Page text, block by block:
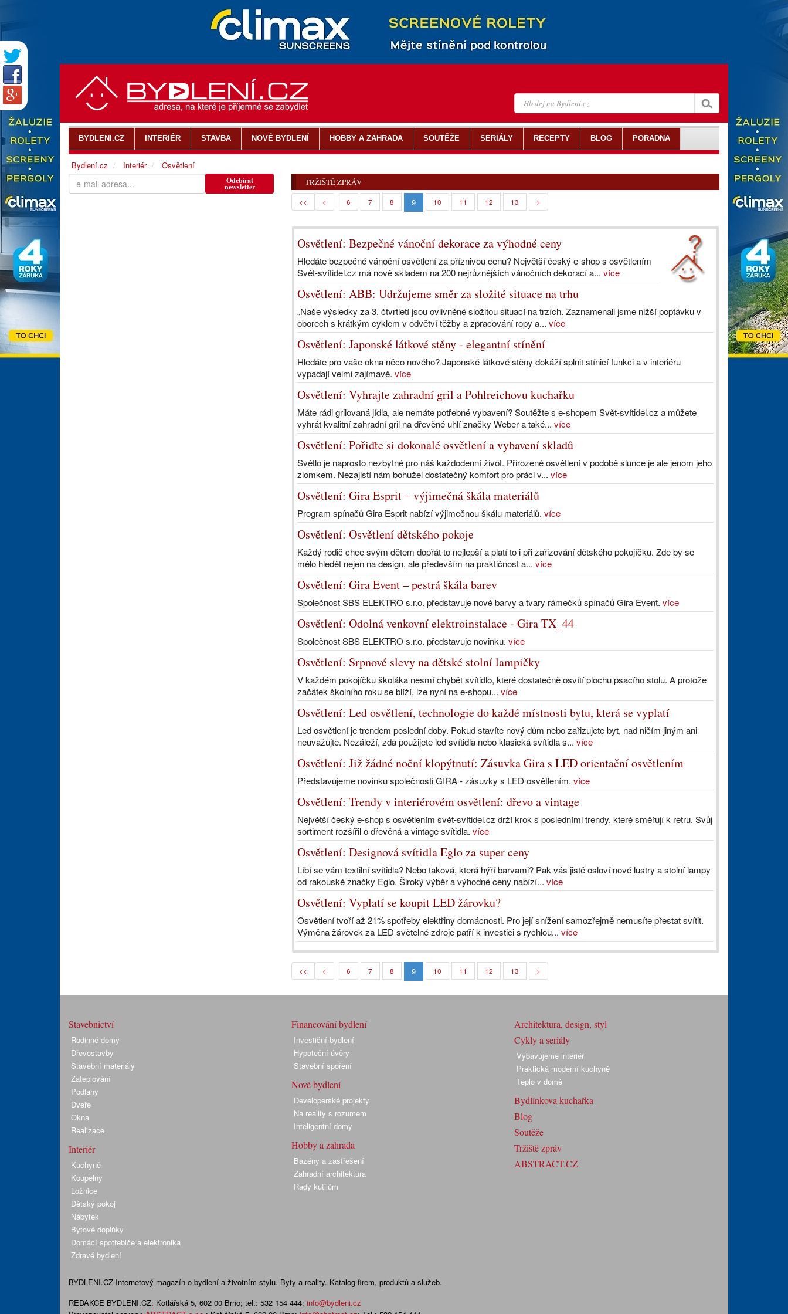
TRŽIŠTĚ ZPRÁV
<< < 6 7 8 9 10 11 12 13 >
Osvětlení: Bezpečné vánoční dekorace za výhodné ceny
Hledáte bezpečné vánoční osvětlení za příznivou cenu? Největší český e-shop s osvětlením
Svět-svítidel.cz má nově skladem na 200 nejrůznějších vánočních dekorací a... více
Osvětlení: ABB: Udržujeme směr za složité situace na trhu
„Naše výsledky za 3. čtvrtletí jsou ovlivněné složitou situací na trzích. Zaznamenali jsme nižší poptávku v
oborech s krátkým cyklem v odvětví těžby a zpracování ropy a... více
Osvětlení: Japonské látkové stěny - elegantní stínění
Hledáte pro vaše okna něco nového? Japonské látkové stěny dokáží splnit stínicí funkci a v interiéru
vypadají velmi zajímavě. více
Osvětlení: Vyhrajte zahradní gril a Pohlreichovu kuchařku
Máte rádi grilovaná jídla, ale nemáte potřebné vybavení? Soutěžte s e-shopem Svět-svítidel.cz a můžete
vyhrát kvalitní zahradní gril na dřevěné uhlí značky Weber a také... více
Osvětlení: Pořiďte si dokonalé osvětlení a vybavení skladů
Světlo je naprosto nezbytné pro náš každodenní život. Přirozené osvětlení v podobě slunce je ale jenom jeho
zlomkem. Nezajistí nám bohužel dostatečný komfort pro práci v... více
Osvětlení: Gira Esprit – výjimečná škála materiálů
Program spínačů Gira Esprit nabízí výjimečnou škálu materiálů. více
Osvětlení: Osvětlení dětského pokoje
Každý rodič chce svým dětem dopřát to nejlepší a platí to i při zařizování dětského pokojíčku. Zde by se
mělo hledět nejen na design, ale především na praktičnost a... více
Osvětlení: Gira Event – pestrá škála barev
Společnost SBS ELEKTRO s.r.o. představuje nové barvy a tvary rámečků spínačů Gira Event. více
Osvětlení: Odolná venkovní elektroinstalace - Gira TX_44
Společnost SBS ELEKTRO s.r.o. představuje novinku. více
Osvětlení: Srpnové slevy na dětské stolní lampičky
V každém pokojíčku školáka nesmí chybět svítidlo, které dostatečně osvítí plochu psacího stolu. A protože
začátek školního roku se blíží, lze nyní na e-shopu... více
Osvětlení: Led osvětlení, technologie do každé místnosti bytu, která se vyplatí
Led osvětlení je trendem poslední doby. Pokud stavíte nový dům nebo zařizujete byt, nad ničím jiným ani
neuvažujte. Nezáleží, zda použijete led svítidla nebo klasická svítidla s... více
Osvětlení: Již žádné noční klopýtnutí: Zásuvka Gira s LED orientační osvětlením
Představujeme novinku společnosti GIRA - zásuvky s LED osvětlením. více
Osvětlení: Trendy v interiérovém osvětlení: dřevo a vintage
Největší český e-shop s osvětlením svět-svítidel.cz drží krok s posledními trendy, které směřují k retru. Svůj
sortiment rozšířil o dřevěná a vintage svítidla. více
Osvětlení: Designová svítidla Eglo za super ceny
Líbí se vám textilní svítidla? Nebo taková, která hýří barvami? Pak vás jistě osloví nové lustry a stolní lampy
od rakouské značky Eglo. Široký výběr a výhodné ceny nabízí... více
Osvětlení: Vyplatí se koupit LED žárovku?
Osvětlení tvoří až 21% spotřeby elektřiny domácnosti. Pro její snížení samozřejmě nemusíte přestat svítit.
Výměna žárovek za LED světelné zdroje patří k investici s rychlou... více
<< < 6 7 8 9 10 11 12 13 >
Odebírat
newsletter
BYDLENI.CZ INTERIÉR STAVBA NOVÉ BYDLENÍ HOBBY A ZAHRADA SOUTĚŽE SERIÁLY RECEPTY BLOG PORADNA
Bydlení.cz Interiér Osvětlení
Stavebnictví
Rodinné domy
Dřevostavby
Stavební materiály
Zateplování
Podlahy
Dveře
Okna
Realizace
Interiér
Kuchyně
Koupelny
Ložnice
Dětský pokoj
Nábytek
Bytové doplňky
Domácí spotřebiče a elektronika
Zdravé bydlení
Financování bydlení
Investiční bydlení
Hypoteční úvěry
Stavební spoření
Nové bydlení
Developerské projekty
Na reality s rozumem
Inteligentní domy
Hobby a zahrada
Bazény a zastřešení
Zahradní architektura
Rady kutilům
Architektura, design, styl
Cykly a seriály
Vybavujeme interiér
Praktická moderní kuchyně
Teplo v domě
Bydlínkova kuchařka
Blog
Soutěže
Tržiště zpráv
ABSTRACT.CZ
BYDLENI.CZ Internetový magazín o bydlení a životním stylu. Byty a reality. Katalog firem, produktů a služeb.
REDAKCE BYDLENI.CZ: Kotlářská 5, 602 00 Brno; tel.: 532 154 444; info@bydleni.cz